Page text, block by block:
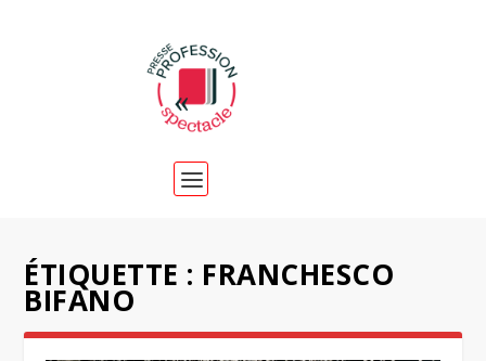
ÉTIQUETTE : FRANCHESCO
BIFANO